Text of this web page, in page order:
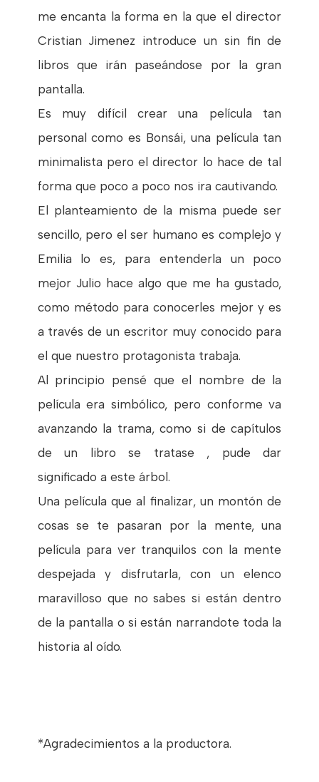
me encanta la forma en la que el director
Cristian Jimenez introduce un sin fin de
libros que irán paseándose por la gran
pantalla.
Es muy difícil crear una película tan
personal como es Bonsái, una película tan
minimalista pero el director lo hace de tal
forma que poco a poco nos ira cautivando.
El planteamiento de la misma puede ser
sencillo, pero el ser humano es complejo y
Emilia lo es, para entenderla un poco
mejor Julio hace algo que me ha gustado,
como método para conocerles mejor y es
a través de un escritor muy conocido para
el que nuestro protagonista trabaja.
Al principio pensé que el nombre de la
película era simbólico, pero conforme va
avanzando la trama, como si de capítulos
de un libro se tratase , pude dar
significado a este árbol.
Una película que al finalizar, un montón de
cosas se te pasaran por la mente, una
película para ver tranquilos con la mente
despejada y disfrutarla, con un elenco
maravilloso que no sabes si están dentro
de la pantalla o si están narrandote toda la
historia al oído.
*Agradecimientos a la productora.